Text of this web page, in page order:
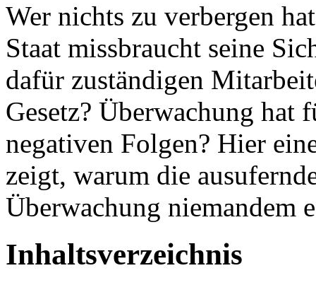
Wer nichts zu verbergen
Staat missbraucht seine
dafür zuständigen
Gesetz? Überwachung hat
negativen Folgen? Hier
zeigt, warum die
Überwachung niemandem
Inhaltsverzeichnis